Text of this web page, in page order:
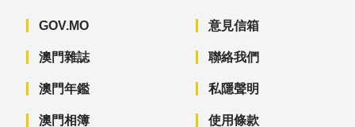
GOV.MO
澳門雜誌
澳門年鑑
澳門相簿
意見信箱
聯絡我們
私隱聲明
使用條款